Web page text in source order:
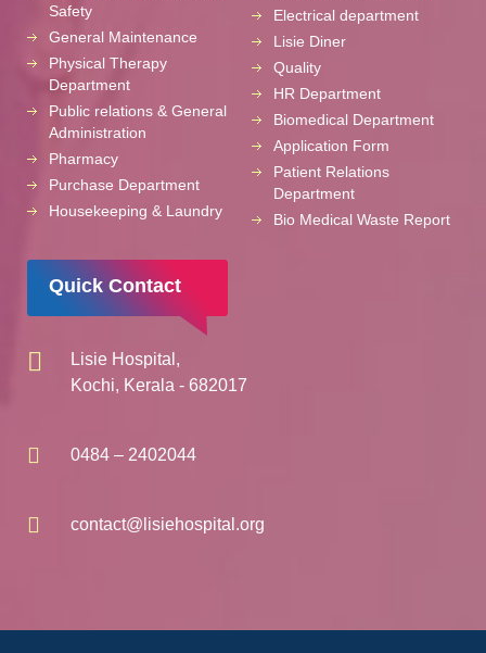
Safety
General Maintenance
Physical Therapy
Department
Public relations & General
Administration
Pharmacy
Purchase Department
Housekeeping & Laundry
Electrical department
Lisie Diner
Quality
HR Department
Biomedical Department
Application Form
Patient Relations
Department
Bio Medical Waste Report
Quick Contact
Lisie Hospital,
Kochi, Kerala - 682017
0484 – 2402044
contact@lisiehospital.org